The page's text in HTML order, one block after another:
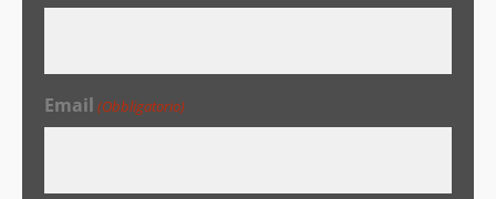
Email (Obbligatorio)